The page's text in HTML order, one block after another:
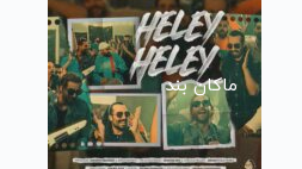
ماکان بند